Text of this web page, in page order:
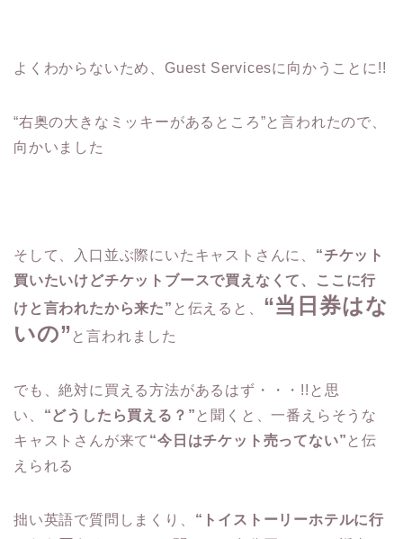
よくわからないため、Guest Servicesに向かうことに!!
“右奥の大きなミッキーがあるところ”と言われたので、
向かいました
そして、入口並ぶ際にいたキャストさんに、 “チケット
買いたいけどチケットブースで買えなくて、ここに行
けと言われたから来た” と伝えると、 “当日券はな
いの” と言われました
でも、絶対に買える方法があるはず・・・!!と思
い、 “どうしたら買える？” と聞くと、一番えらそうな
キャストさんが来て “今日はチケット売ってない” と伝
えられる
拙い英語で質問しまくり、 “トイストーリーホテルに行